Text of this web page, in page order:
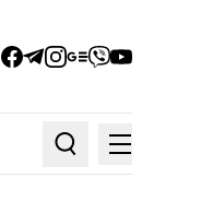
facebook
telegram
instagram
google_news
viberyoutube
Пошук по статтях
Меню